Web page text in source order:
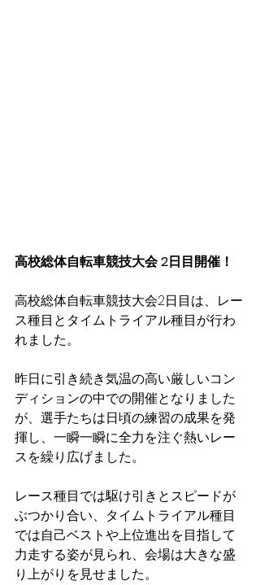
高校総体自転車競技大会 2日目開催！
高校総体自転車競技大会2日目は、レー
ス種目とタイムトライアル種目が行わ
れました。
昨日に引き続き気温の高い厳しいコン
ディションの中での開催となりました
が、選手たちは日頃の練習の成果を発
揮し、一瞬一瞬に全力を注ぐ熱いレー
スを繰り広げました。
レース種目では駆け引きとスピードが
ぶつかり合い、タイムトライアル種目
では自己ベストや上位進出を目指して
力走する姿が見られ、会場は大きな盛
り上がりを見せました。